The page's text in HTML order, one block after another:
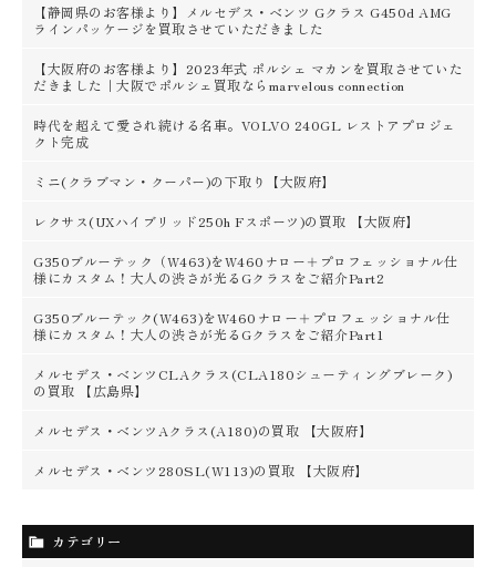
【静岡県のお客様より】メルセデス・ベンツ Gクラス G450d AMG
ラインパッケージを買取させていただきました
【大阪府のお客様より】2023年式 ポルシェ マカンを買取させていた
だきました｜大阪でポルシェ買取ならmarvelous connection
時代を超えて愛され続ける名車。VOLVO 240GL レストアプロジェ
クト完成
ミニ(クラブマン・クーパー)の下取り【大阪府】
レクサス(UXハイブリッド250h Fスポーツ)の買取 【大阪府】
G350ブルーテック（W463)をW460ナロー＋プロフェッショナル仕
様にカスタム！大人の渋さが光るGクラスをご紹介Part2
G350ブルーテック(W463)をW460ナロー＋プロフェッショナル仕
様にカスタム！大人の渋さが光るGクラスをご紹介Part1
メルセデス・ベンツCLAクラス(CLA180シューティングブレーク)
の買取 【広島県】
メルセデス・ベンツAクラス(A180)の買取 【大阪府】
メルセデス・ベンツ280SL(W113)の買取 【大阪府】
カテゴリー